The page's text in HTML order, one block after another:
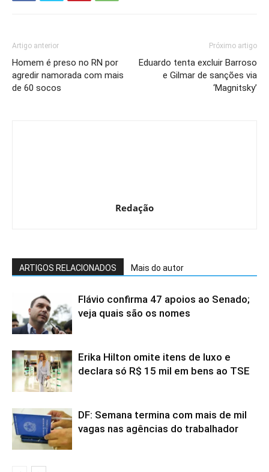
Artigo anterior
Homem é preso no RN por
agredir namorada com mais
de 60 socos
Próximo artigo
Eduardo tenta excluir Barroso
e Gilmar de sanções via
‘Magnitsky’
Redação
ARTIGOS RELACIONADOS Mais do autor
Flávio confirma 47 apoios ao Senado;
veja quais são os nomes
Erika Hilton omite itens de luxo e
declara só R$ 15 mil em bens ao TSE
DF: Semana termina com mais de mil
vagas nas agências do trabalhador